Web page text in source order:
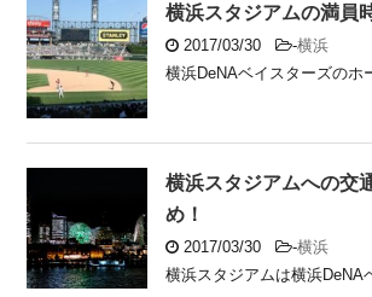
横浜スタジアムの満員
2017/03/30 -横浜
横浜DeNAベイスターズのホ
横浜スタジアムへの交
め！
2017/03/30 -横浜
横浜スタジアムは横浜DeNA